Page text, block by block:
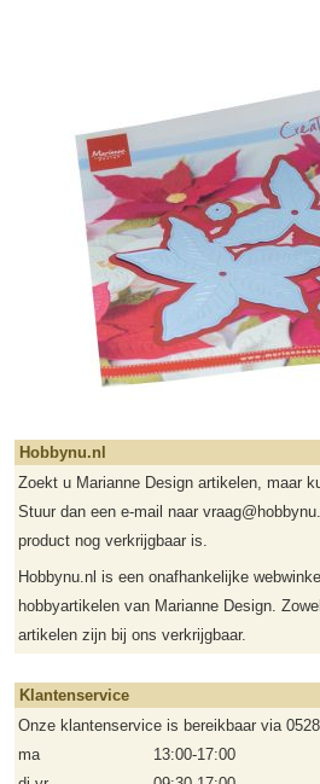
Hobbynu.nl
Zoekt u Marianne Design artikelen, maar
Stuur dan een e-mail naar
product nog verkrijgbaar is.
Hobbynu.nl is een onafhankelijke
hobbyartikelen van Marianne Design.
artikelen zijn bij ons verkrijgbaar.
Klantenservice
Onze klantenservice is bereikbaar via
ma
13:00-17:00